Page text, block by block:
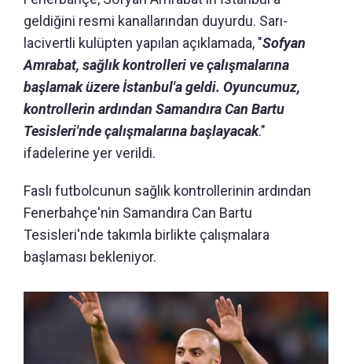
geldiğini resmi kanallarından duyurdu. Sarı-
lacivertli kulüpten yapılan açıklamada, "Sofyan
Amrabat, sağlık kontrolleri ve çalışmalarına
başlamak üzere İstanbul'a geldi. Oyuncumuz,
kontrollerin ardından Samandıra Can Bartu
Tesisleri'nde çalışmalarına başlayacak."
ifadelerine yer verildi.
Faslı futbolcunun sağlık kontrollerinin ardından
Fenerbahçe'nin Samandıra Can Bartu
Tesisleri'nde takımla birlikte çalışmalara
başlaması bekleniyor.